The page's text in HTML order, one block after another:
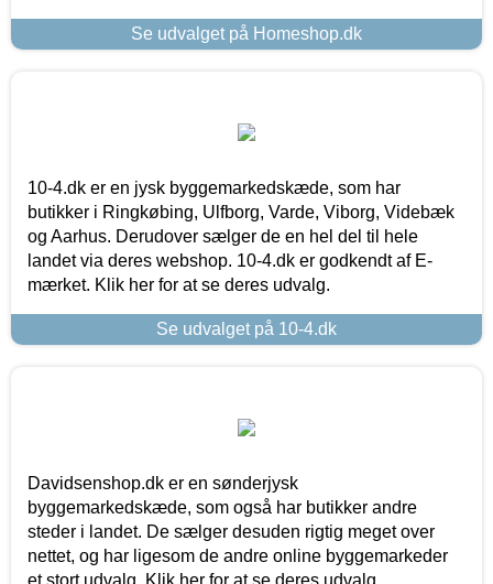
Se udvalget på Homeshop.dk
10-4.dk er en jysk byggemarkedskæde, som har
butikker i Ringkøbing, Ulfborg, Varde, Viborg, Videbæk
og Aarhus. Derudover sælger de en hel del til hele
landet via deres webshop. 10-4.dk er godkendt af E-
mærket. Klik her for at se deres udvalg.
Se udvalget på 10-4.dk
Davidsenshop.dk er en sønderjysk
byggemarkedskæde, som også har butikker andre
steder i landet. De sælger desuden rigtig meget over
nettet, og har ligesom de andre online byggemarkeder
et stort udvalg. Klik her for at se deres udvalg.